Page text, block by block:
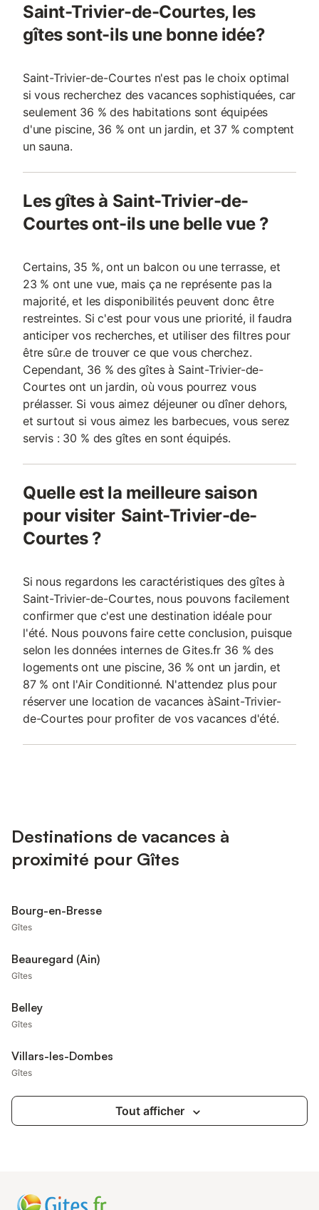
Saint-Trivier-de-Courtes, les
gîtes sont-ils une bonne idée?
Saint-Trivier-de-Courtes n'est pas le choix optimal
si vous recherchez des vacances sophistiquées, car
seulement 36 % des habitations sont équipées
d'une piscine, 36 % ont un jardin, et 37 % comptent
un sauna.
Les gîtes à Saint-Trivier-de-
Courtes ont-ils une belle vue ?
Certains, 35 %, ont un balcon ou une terrasse, et
23 % ont une vue, mais ça ne représente pas la
majorité, et les disponibilités peuvent donc être
restreintes. Si c'est pour vous une priorité, il faudra
anticiper vos recherches, et utiliser des filtres pour
être sûr.e de trouver ce que vous cherchez.
Cependant, 36 % des gîtes à Saint-Trivier-de-
Courtes ont un jardin, où vous pourrez vous
prélasser. Si vous aimez déjeuner ou dîner dehors,
et surtout si vous aimez les barbecues, vous serez
servis : 30 % des gîtes en sont équipés.
Quelle est la meilleure saison
pour visiter Saint-Trivier-de-
Courtes ?
Si nous regardons les caractéristiques des gîtes à
Saint-Trivier-de-Courtes, nous pouvons facilement
confirmer que c'est une destination idéale pour
l'été. Nous pouvons faire cette conclusion, puisque
selon les données internes de Gites.fr 36 % des
logements ont une piscine, 36 % ont un jardin, et
87 % ont l'Air Conditionné. N'attendez plus pour
réserver une location de vacances àSaint-Trivier-
de-Courtes pour profiter de vos vacances d'été.
Destinations de vacances à
proximité pour Gîtes
Bourg-en-Bresse
Gîtes
Beauregard (Ain)
Gîtes
Belley
Gîtes
Villars-les-Dombes
Gîtes
Tout afficher